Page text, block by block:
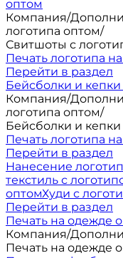
оптом
Компания/
логотипа оптом/
Свитшоты с
Печать логотипа
Перейти в раздел
Бейсболки и
Компания/
логотипа оптом/
Бейсболки и
Печать логотипа
Перейти в раздел
Нанесение
текстиль с
оптомХуди с
Перейти в раздел
Печать на одежде
Компания/
Печать на одежде